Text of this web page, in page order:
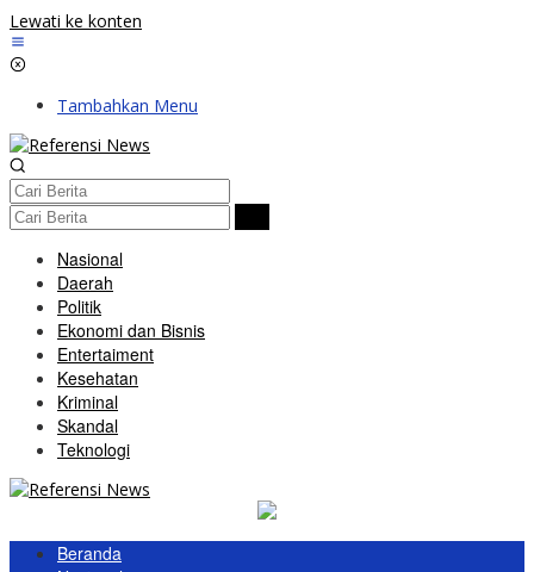
Lewati ke konten
Tambahkan Menu
Nasional
Daerah
Politik
Ekonomi dan Bisnis
Entertaiment
Kesehatan
Kriminal
Skandal
Teknologi
Beranda